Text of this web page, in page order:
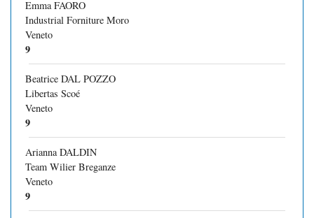
Emma FAORO
Industrial Forniture Moro
Veneto
9
Beatrice DAL POZZO
Libertas Scoé
Veneto
9
Arianna DALDIN
Team Wilier Breganze
Veneto
9